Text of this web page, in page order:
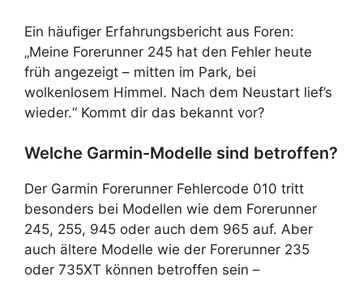
Ein häufiger Erfahrungsbericht aus Foren:
„Meine Forerunner 245 hat den Fehler heute
früh angezeigt – mitten im Park, bei
wolkenlosem Himmel. Nach dem Neustart lief’s
wieder.“ Kommt dir das bekannt vor?
Welche Garmin-Modelle sind betroffen?
Der Garmin Forerunner Fehlercode 010 tritt
besonders bei Modellen wie dem Forerunner
245, 255, 945 oder auch dem 965 auf. Aber
auch ältere Modelle wie der Forerunner 235
oder 735XT können betroffen sein –